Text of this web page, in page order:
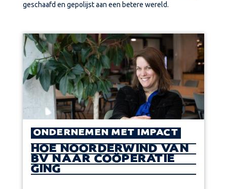
geschaafd en gepolijst aan een betere wereld.
ONDERNEMEN MET IMPACT
HOE NOORDERWIND VAN
BV NAAR COÖPERATIE
GING